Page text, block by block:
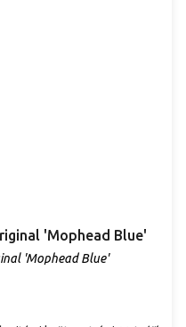
'Mophead Blue'
'Mophead Blue'